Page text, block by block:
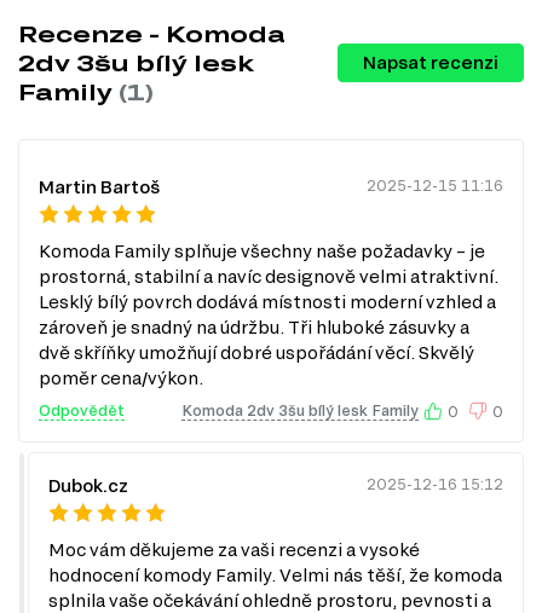
Moderní design. Komoda v bílém lesku se hodí do každého
moderního interiéru a dodává mu svěží a elegantní vzhled.
Praktické uspořádání. S kombinací dvířek a tří zásuvek nabízí
dostatek úložného prostoru pro různé předměty, což usnadňuje
Snadná údržba.Lesklý povrch je snadno čistitelný a odolný vůči
poškrábání, což zjednodušuje údržbu nábytku.
Kuličková vedení zásuvek.
snadno dostanete k obsahu, což zvyšuje komfort používání.
Kovové úchytky.Moderní kovové úchytky přidávají na eleganci a
usnadňují otevírání dvířek a zásuvek.
Informace o sérii nábytku
Komoda 2dv 3šu bílý lesk Family je součástí modulového
systému Family, který zahrnuje celkem 92 produktů. Tento
které jsou součástí této série:
TV stolky
Konferenční stolky
Jednolůžkové postele
Manželské postele
Recenze - Komoda
2dv 3šu bílý lesk
Family (1)
Napsat recenzi
Martin Bartoš 2025-12-15 11:16
Komoda Family splňuje všechny naše požadavky – je
prostorná, stabilní a navíc designově velmi atraktivní.
Lesklý bílý povrch dodává místnosti moderní vzhled a
zároveň je snadný na údržbu. Tři hluboké zásuvky a
dvě skříňky umožňují dobré uspořádání věcí. Skvělý
poměr cena/výkon.
Odpovědět Komoda 2dv 3šu bílý lesk Family 0 0
Dubok.cz 2025-12-16 15:12
Moc vám děkujeme za vaši recenzi a vysoké
hodnocení komody Family. Velmi nás těší, že komoda
splnila vaše očekávání ohledně prostoru, pevnosti a